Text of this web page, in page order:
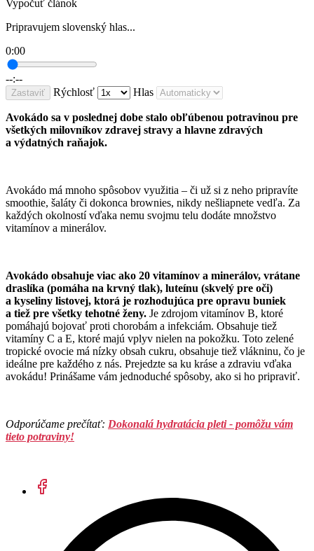
Vypočuť článok
Pripravujem slovenský hlas...
0:00
--:--
Zastaviť Rýchlosť Hlas
Avokádo sa v poslednej dobe stalo obľúbenou potravinou pre
všetkých milovníkov zdravej stravy a hlavne zdravých
a výdatných raňajok.
Avokádo má mnoho spôsobov využitia – či už si z neho pripravíte
smoothie, šaláty či dokonca brownies, nikdy nešliapnete vedľa. Za
každých okolností vďaka nemu svojmu telu dodáte množstvo
vitamínov a minerálov.
Avokádo obsahuje viac ako 20 vitamínov a minerálov, vrátane
draslíka (pomáha na krvný tlak), luteínu (skvelý pre oči)
a kyseliny listovej, ktorá je rozhodujúca pre opravu buniek
a tiež pre všetky tehotné ženy. Je zdrojom vitamínov B, ktoré
pomáhajú bojovať proti chorobám a infekciám. Obsahuje tiež
vitamíny C a E, ktoré majú vplyv nielen na pokožku. Toto zelené
tropické ovocie má nízky obsah cukru, obsahuje tiež vlákninu, čo je
ideálne pre každého z nás. Prejedzte sa ku kráse a zdraviu vďaka
avokádu! Prinášame vám jednoduché spôsoby, ako si ho pripraviť.
Odporúčame prečítať: Dokonalá hydratácia pleti - pomôžu vám
tieto potraviny!